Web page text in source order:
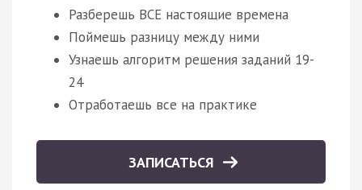
Разберешь ВСЕ настоящие времена
Поймешь разницу между ними
Узнаешь алгоритм решения заданий 19-
24
Отработаешь все на практике
ЗАПИСАТЬСЯ